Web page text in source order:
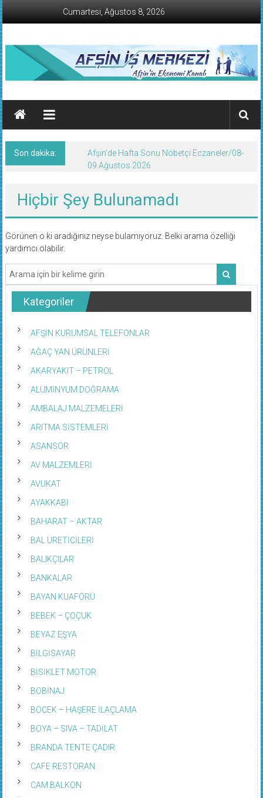
İçeriğe
Cumartesi, Ağustos 8, 2026
AFŞİN
İŞ
MERKEZİ
Afşin'in
Kanalı
Son dakika:
Afşin’de Hafta Sonu Nöbetçi Eczaneler/08-
09 Ağustos 2026
Hiçbir Şey Bulunamadı
Görünen o ki aradığınız neyse bulamıyoruz. Belki arama özelliği
yardımcı olabilir.
Kategoriler
AFŞİN KURUMSAL TELEFONLAR
AĞAÇ YAN ÜRÜNLERİ
AKARYAKIT – PETROL
ALÜMİNYUM DOĞRAMA
AMBALAJ MALZEMELERİ
ARITMA SİSTEMLERİ
ASANSÖR
AV MALZEMLERİ
AVUKAT
AYAKKABI
BAHARAT – AKTAR
BAL ÜRETİCİLERİ
BALIKÇILAR
BANKALAR
BAYAN KUAFÖRÜ
BEBEK – ÇOÇUK
BEYAZ EŞYA
BİLGİSAYAR
BİSİKLET MOTOR
BOBİNAJ
BÖCEK – HAŞERE İLAÇLAMA
BOYA – SIVA – TADİLAT
BRANDA TENTE ÇADIR
CAFE RESTORAN
CAM BALKON